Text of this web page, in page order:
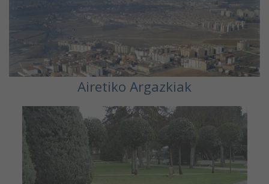
Airetiko Argazkiak